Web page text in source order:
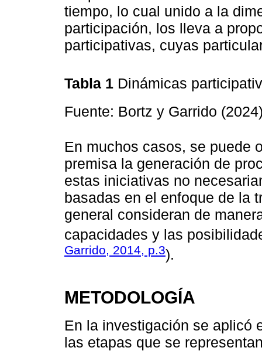
tiempo, lo cual unido a la
participación, los lleva a
participativas, cuyas
Tabla 1 Dinámicas
Fuente: Bortz y Garrido
En muchos casos, se puede
premisa la generación de
estas iniciativas no
basadas en el enfoque de la
general consideran de
capacidades y las
Garrido, 2014, p.3).
METODOLOGÍA
En la investigación se aplicó
las etapas que se